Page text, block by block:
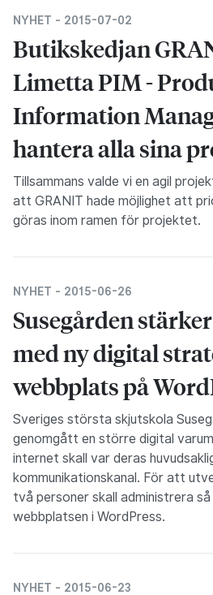
NYHET - 2015-07-02
Butikskedjan
Limetta PIM -
Information
hantera alla sina
Tillsammans valde vi en agil
att GRANIT hade möjlighet att
göras inom ramen för projektet.
NYHET - 2015-06-26
Susegården
med ny digital
webbplats på
Sveriges största skjutskola
genomgått en större digital
internet skall var deras
kommunikationskanal. För att
två personer skall administrera
webbplatsen i WordPress.
NYHET - 2015-06-23